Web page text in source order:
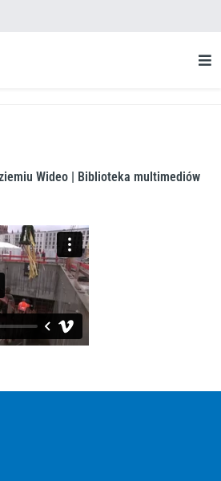
Wideo | Biblioteka multimediów